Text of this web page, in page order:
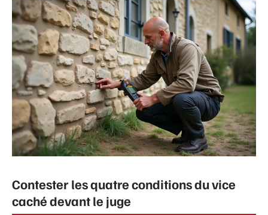
Contester les quatre conditions du vice
caché devant le juge